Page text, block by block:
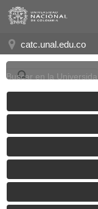
catc.unal.edu.co